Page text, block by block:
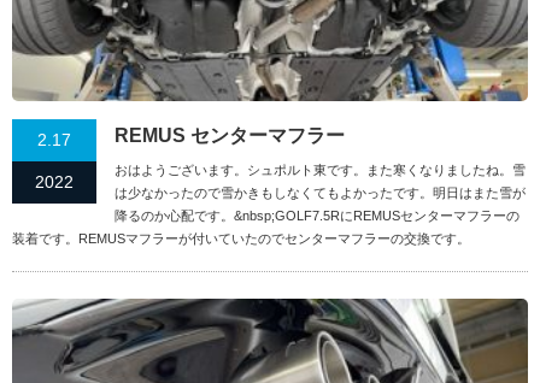
2.17
2022
REMUS センターマフラー
おはようございます。シュポルト東です。また寒くなりましたね。雪
は少なかったので雪かきもしなくてもよかったです。明日はまた雪が
降るのか心配です。&nbsp;GOLF7.5RにREMUSセンターマフラーの
装着です。REMUSマフラーが付いていたのでセンターマフラーの交換です。